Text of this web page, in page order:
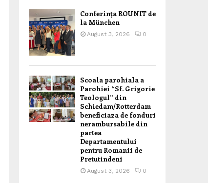
Conferința ROUNIT de
la München
August 3, 2026 0
Scoala parohiala a
Parohiei “Sf. Grigorie
Teologul” din
Schiedam/Rotterdam
beneficiaza de fonduri
nerambursabile din
partea
Departamentului
pentru Romanii de
Pretutindeni
August 3, 2026 0